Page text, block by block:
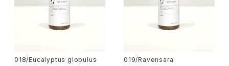
018/Eucalyptus globulus 019/Ravensara